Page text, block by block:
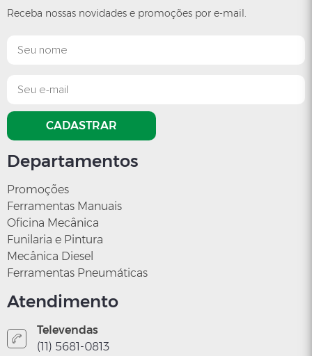
Ribeiro
HIDRÁULICO PARA
RETIRAR CÂMBIO
DE CAMINHÃO 1
TONELADA
R$ 4.338,16
Receba nossas novidades e promoções por e-mail.
CADASTRAR
Departamentos
Promoções
Ferramentas Manuais
Oficina Mecânica
Funilaria e Pintura
Mecânica Diesel
Ferramentas Pneumáticas
Atendimento
Televendas
(11) 5681-0813